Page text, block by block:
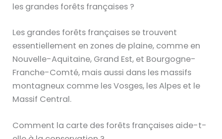
les grandes forêts françaises ?
Les grandes forêts françaises se trouvent
essentiellement en zones de plaine, comme en
Nouvelle-Aquitaine, Grand Est, et Bourgogne-
Franche-Comté, mais aussi dans les massifs
montagneux comme les Vosges, les Alpes et le
Massif Central.
Comment la carte des forêts françaises aide-t-